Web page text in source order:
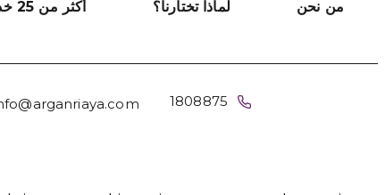
من نحن لماذا تختارنا؟ أكثر من 25 خدمة لإعادة التأهيل والاستجمام في الكويت
1808875